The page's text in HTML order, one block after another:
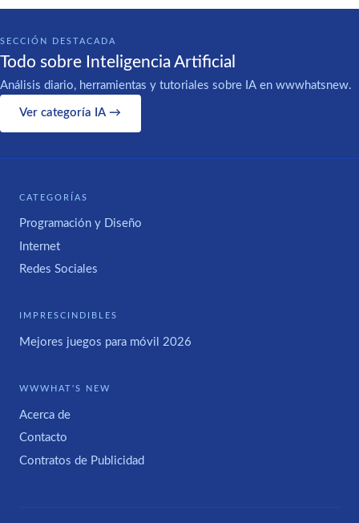
SECCIÓN DESTACADA
Todo sobre Inteligencia Artificial
Análisis diario, herramientas y tutoriales sobre IA en wwwhatsnew.
Ver categoría IA →
CATEGORÍAS
Programación y Diseño
Internet
Redes Sociales
IMPRESCINDIBLES
Mejores juegos para móvil 2026
WWWHAT'S NEW
Acerca de
Contacto
Contratos de Publicidad